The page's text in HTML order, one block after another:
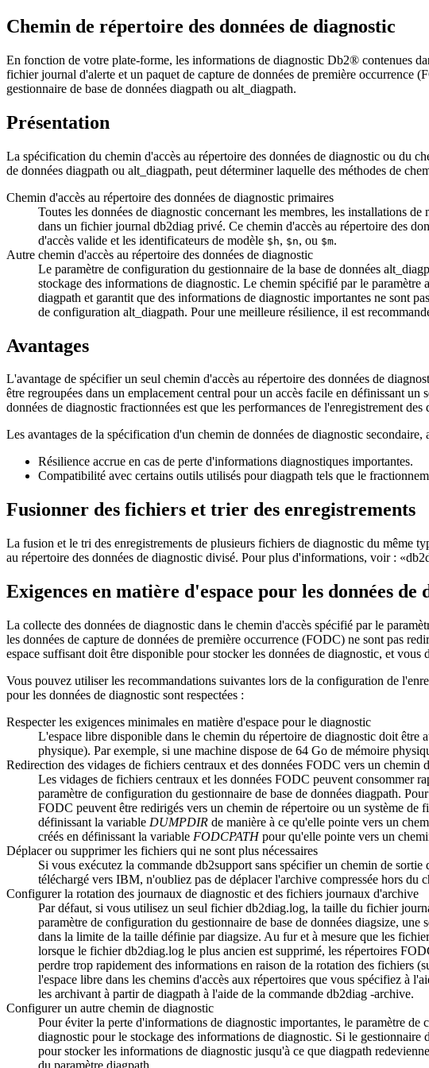
Chemin de répertoire des données de diagnostic
En fonction de votre plate-forme, les informations de diagnostic Db2® contenues
fichier journal d'alerte et un paquet de capture de données de première occurrence
gestionnaire de base de données diagpath ou alt_diagpath.
Présentation
La spécification du chemin d'accès au répertoire des données de diagnostic ou du
de données diagpath ou alt_diagpath, peut déterminer laquelle des méthodes de
Chemin d'accès au répertoire des données de diagnostic primaires
Toutes les données de diagnostic concernant les membres, les installations de
dans un fichier journal db2diag privé. Ce chemin d'accès au répertoire des
d'accès valide et les identificateurs de modèle $h, $n, ou $m.
Autre chemin d'accès au répertoire des données de diagnostic
Le paramètre de configuration du gestionnaire de la base de données
stockage des informations de diagnostic. Le chemin spécifié par le paramètre
diagpath et garantit que des informations de diagnostic importantes ne sont
de configuration alt_diagpath. Pour une meilleure résilience, il est
Avantages
L'avantage de spécifier un seul chemin d'accès au répertoire des données de
être regroupées dans un emplacement central pour un accès facile en définissant
données de diagnostic fractionnées est que les performances de l'enregistrement
Les avantages de la spécification d'un chemin de données de diagnostic secondaire,
Résilience accrue en cas de perte d'informations diagnostiques importantes.
Compatibilité avec certains outils utilisés pourdiagpath tels que le
Fusionner des fichiers et trier des enregistrements
La fusion et le tri des enregistrements de plusieurs fichiers de diagnostic du même
au répertoire des données de diagnostic divisé. Pour plus d'informations, voir :
Exigences en matière d'espace pour les données de
La collecte des données de diagnostic dans le chemin d'accès spécifié par le
les données de capture de données de première occurrence (FODC) ne sont pas
espace suffisant doit être disponible pour stocker les données de diagnostic, et
Vous pouvez utiliser les recommandations suivantes lors de la configuration de
pour les données de diagnostic sont respectées :
Respecter les exigences minimales en matière d'espace pour le diagnostic
L'espace libre disponible dans le chemin du répertoire de diagnostic doit
physique). Par exemple, si une machine dispose de 64 Go de mémoire
Redirection des vidages de fichiers centraux et des données FODC vers un chemin
Les vidages de fichiers centraux et les données FODC peuvent consommer
paramètre de configuration du gestionnaire de base de données diagpath.
FODC peuvent être redirigés vers un chemin de répertoire ou un système
définissant la variable DUMPDIR de manière à ce qu'elle pointe vers un
créés en définissant la variable FODCPATHpour qu'elle pointe vers un
Déplacer ou supprimer les fichiers qui ne sont plus nécessaires
Si vous exécutez la commande db2support sans spécifier un chemin de sortie
téléchargé vers IBM, n'oubliez pas de déplacer l'archive compressée hors
Configurer la rotation des journaux de diagnostic et des fichiers journaux d'archive
Par défaut, si vous utilisez un seul fichierdb2diag.log, la taille du fichier
paramètre de configuration du gestionnaire de base de données diagsize, une
dans la limite de la taille définie pardiagsize. Au fur et à mesure que les
lorsque le fichierdb2diag.log le plus ancien est supprimé, les répertoires
perdre trop rapidement des informations en raison de la rotation des fichiers
l'espace libre dans les chemins d'accès aux répertoires que vous spécifiez à
les archivant à partir de diagpath à l'aide de la commande db2diag -archive.
Configurer un autre chemin de diagnostic
Pour éviter la perte d'informations de diagnostic importantes, le paramètre de
diagnostic pour le stockage des informations de diagnostic. Si le gestionnaire
pour stocker les informations de diagnostic jusqu'à ce que diagpath
du paramètre diagpath